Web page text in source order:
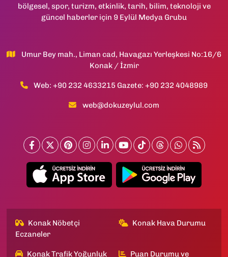
bölgesel, spor, turizm, etkinlik, tarih, bilim, teknoloji ve
güncel haberler için 9 Eylül Medya Grubu
Umur Bey mah., Liman cad, Havagazı Yerleşkesi No:16/6
Konak / İzmir
Web: +90 232 4633215 Gazete: +90 232 4048989
web@dokuzeylul.com
Konak Nöbetçi
Eczaneler
Konak Hava Durumu
Konak Trafik Yoğunluk Puan Durumu ve